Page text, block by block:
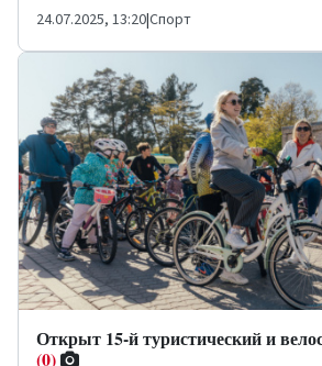
24.07.2025, 13:20|Спорт
Открыт 15-й туристический и
(0)